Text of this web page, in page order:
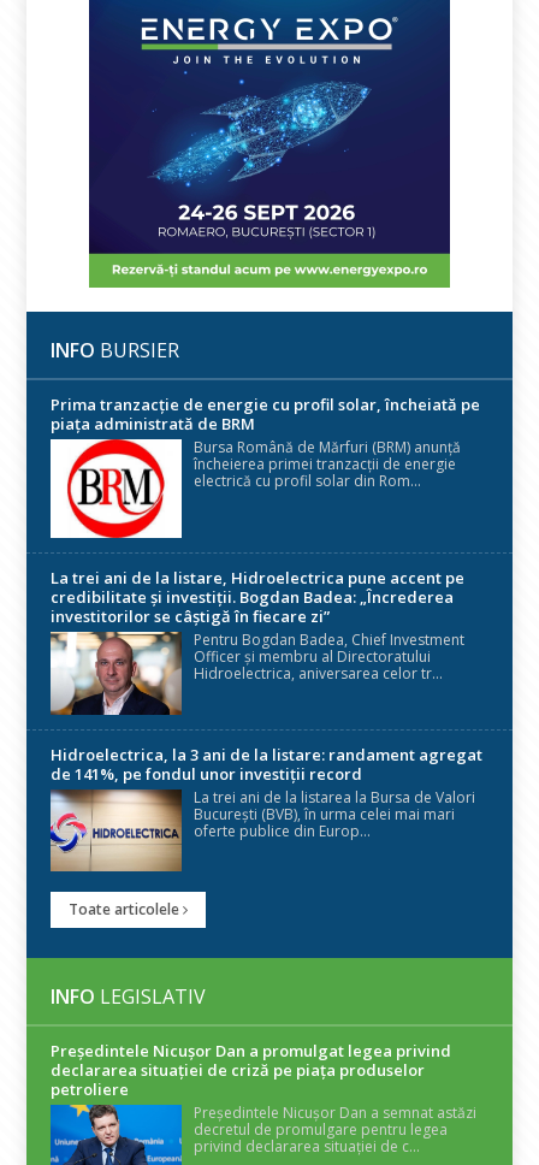
INFO BURSIER
Prima tranzacție de energie cu profil solar, încheiată pe
piața administrată de BRM
Bursa Română de Mărfuri (BRM) anunță
încheierea primei tranzacții de energie
electrică cu profil solar din Rom...
La trei ani de la listare, Hidroelectrica pune accent pe
credibilitate și investiții. Bogdan Badea: „Încrederea
investitorilor se câștigă în fiecare zi”
Pentru Bogdan Badea, Chief Investment
Officer și membru al Directoratului
Hidroelectrica, aniversarea celor tr...
Hidroelectrica, la 3 ani de la listare: randament agregat
de 141%, pe fondul unor investiții record
La trei ani de la listarea la Bursa de Valori
București (BVB), în urma celei mai mari
oferte publice din Europ...
Toate articolele
INFO LEGISLATIV
Președintele Nicuşor Dan a promulgat legea privind
declararea situaţiei de criză pe piaţa produselor
petroliere
Președintele Nicușor Dan a semnat astăzi
decretul de promulgare pentru legea
privind declararea situației de c...